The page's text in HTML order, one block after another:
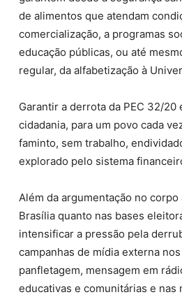
de alimentos que atendam
comercialização, a programas
educação públicas, ou até
regular, da alfabetização à
Garantir a derrota da PEC 32/20
cidadania, para um povo cada
faminto, sem trabalho,
explorado pelo sistema
Além da argumentação no
Brasília quanto nas bases
intensificar a pressão pela
campanhas de mídia externa
panfletagem, mensagem em
educativas e comunitárias e